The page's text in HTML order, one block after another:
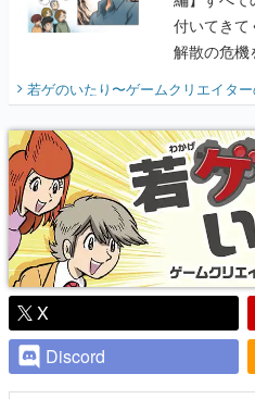
『少年ジャ
り】
若ゲのいたり〜ゲームクリエイタ
X
Discord
ピックアップ